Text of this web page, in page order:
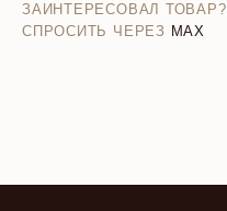
ЗАИНТЕРЕСОВАЛ ТОВАР?
СПРОСИТЬ ЧЕРЕЗ MAX